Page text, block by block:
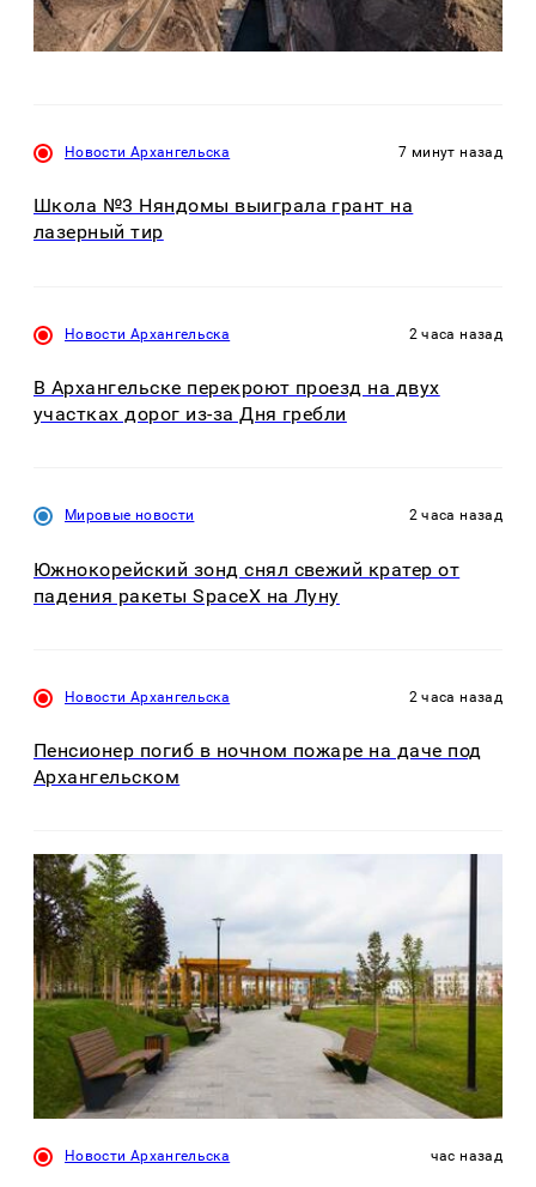
Новости Архангельска 7 минут назад
Школа №3 Няндомы выиграла грант на
лазерный тир
Новости Архангельска 2 часа назад
В Архангельске перекроют проезд на двух
участках дорог из-за Дня гребли
Мировые новости 2 часа назад
Южнокорейский зонд снял свежий кратер от
падения ракеты SpaceX на Луну
Новости Архангельска 2 часа назад
Пенсионер погиб в ночном пожаре на даче под
Архангельском
Новости Архангельска час назад